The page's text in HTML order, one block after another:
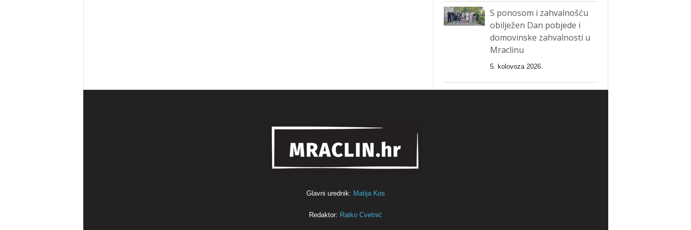
S ponosom i zahvalnošću
obilježen Dan pobjede i
domovinske zahvalnosti u
Mraclinu
5. kolovoza 2026.
Glavni urednik: Matija Kos
Redaktor: Ratko Cvetnić